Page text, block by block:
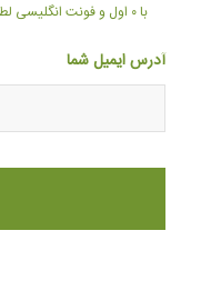
با ۰ اول و فونت انگلیسی لطفا!
آدرس ایمیل شما